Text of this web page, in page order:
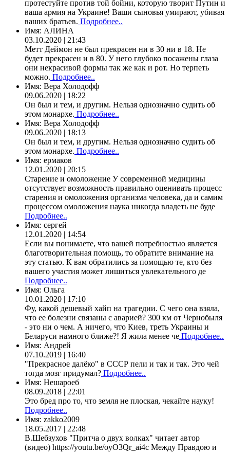
протестуйте против той бойни, которую творит Путин и
ваша армия на Украине! Ваши сыновья умирают, убивая
ваших братьев. Подробнее..
Имя: АЛИНА
03.10.2020 | 21:43
Метт Деймон не был прекрасен ни в 30 ни в 18. Не
будет прекрасен и в 80. У него глубоко посажены глаза
они некрасивой формы так же как и рот. Но терпеть
можно. Подробнее..
Имя: Вера Холодофф
09.06.2020 | 18:22
Он был и тем, и другим. Нельзя однозначно судить об
этом монархе. Подробнее..
Имя: Вера Холодофф
09.06.2020 | 18:13
Он был и тем, и другим. Нельзя однозначно судить об
этом монархе. Подробнее..
Имя: ермаков
12.01.2020 | 20:15
Старение и омоложение У современной медицины
отсутствует возможность правильно оценивать процесс
старения и омоложения организма человека, да и самим
процессом омоложения наука никогда владеть не буде
Подробнее..
Имя: сергей
12.01.2020 | 14:54
Если вы понимаете, что вашей потребностью является
благотворительная помощь, то обратите внимание на
эту статью. К вам обратились за помощью те, кто без
вашего участия может лишиться увлекательного де
Подробнее..
Имя: Ольга
10.01.2020 | 17:10
Фу, какой дешевый хайп на трагедии. С чего она взяла,
что ее болезни связаны с аварией? 300 км от Чернобыля
- это ни о чем. А ничего, что Киев, треть Украины и
Беларуси намного ближе?! Я жила менее че Подробнее..
Имя: Андрей
07.10.2019 | 16:40
"Прекрасное далёко" в СССР пели и так и так. Это чей
тогда мозг придумал? Подробнее..
Имя: Нешароеб
08.09.2018 | 22:01
Это бред про то, что земля не плоская, чекайте науку!
Подробнее..
Имя: zakko2009
18.05.2017 | 22:48
В.Шебзухов "Притча о двух волках" читает автор
(видео) https://youtu.be/oyO3Qr_ai4c Между Правдою и